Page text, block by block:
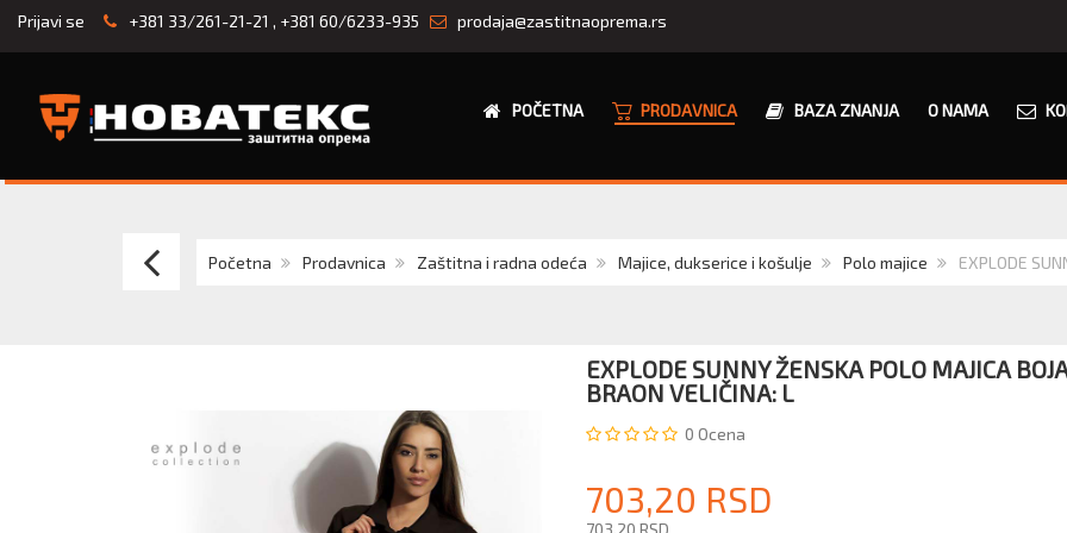
Prijavi se +381 33/261-21-21 , +381 60/6233-935 prodaja@zastitnaoprema.rs
POČETNA PRODAVNICA BAZA ZNANJA O NAMA
Početna Prodavnica Zaštitna i radna odeća Majice, dukserice i košulje Polo majice EXPLODE
EXPLODE
polo
EXPLODE SUNNY ŽENSKA POLO MAJICA
BRAON VELIČINA: L
0 Ocena
703,20 RSD
703,20 RSD